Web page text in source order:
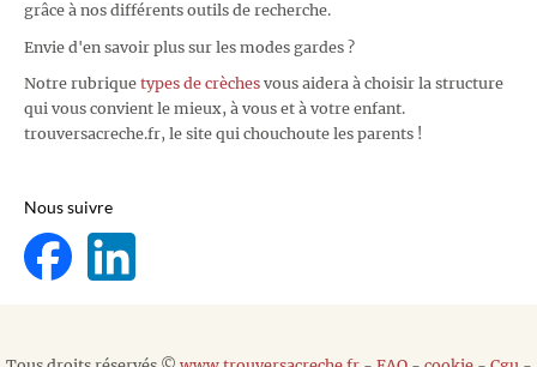
grâce à nos différents outils de recherche.
Envie d'en savoir plus sur les modes gardes ?
Notre rubrique types de crèches vous aidera à choisir la structure
qui vous convient le mieux, à vous et à votre enfant.
trouversacreche.fr, le site qui chouchoute les parents !
Nous suivre